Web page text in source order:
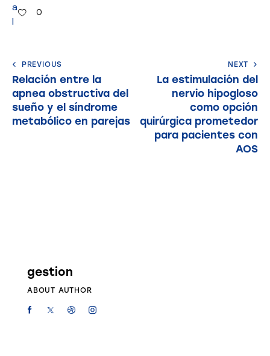
a
l
0
PREVIOUS
Relación entre la
apnea obstructiva del
sueño y el síndrome
metabólico en parejas
NEXT
La estimulación del
nervio hipogloso
como opción
quirúrgica prometedor
para pacientes con
AOS
gestion
ABOUT AUTHOR